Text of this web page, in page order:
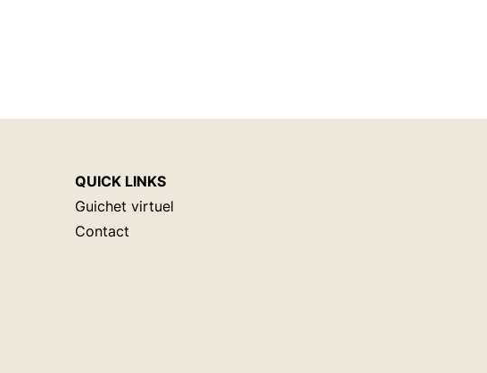
QUICK LINKS
Guichet virtuel
Contact